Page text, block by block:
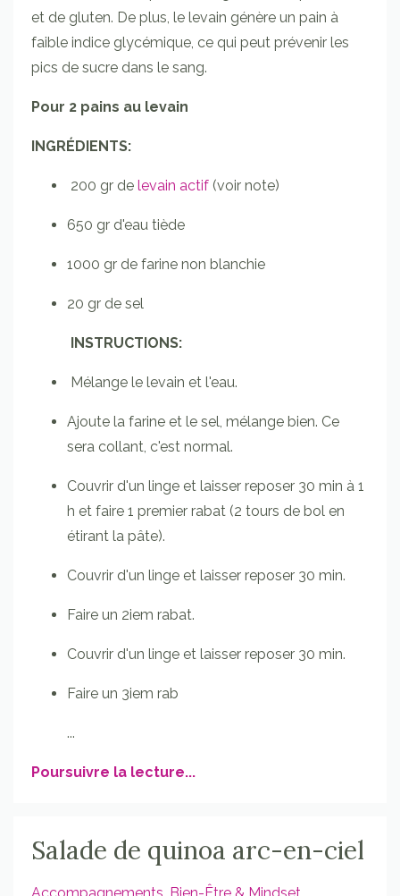
et de gluten. De plus, le levain génère un pain à
faible indice glycémique, ce qui peut prévenir les
pics de sucre dans le sang.
Pour 2 pains au levain
INGRÉDIENTS:
200 gr de levain actif (voir note)
650 gr d'eau tiède
1000 gr de farine non blanchie
20 gr de sel
INSTRUCTIONS:
Mélange le levain et l'eau.
Ajoute la farine et le sel, mélange bien. Ce
sera collant, c'est normal.
Couvrir d'un linge et laisser reposer 30 min à 1
h et faire 1 premier rabat (2 tours de bol en
étirant la pâte).
Couvrir d'un linge et laisser reposer 30 min.
Faire un 2iem rabat.
Couvrir d'un linge et laisser reposer 30 min.
Faire un 3iem rab
...
Poursuivre la lecture...
Salade de quinoa arc-en-ciel